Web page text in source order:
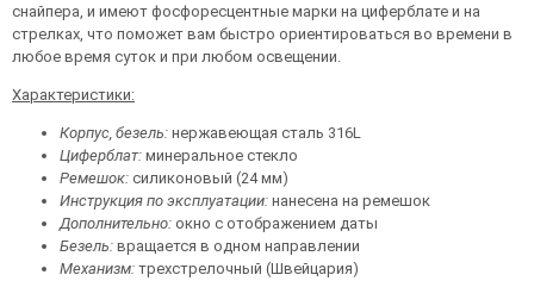
снайпера, и имеют фосфоресцентные марки на циферблате и на
стрелках, что поможет вам быстро ориентироваться во времени в
любое время суток и при любом освещении.
Характеристики:
Корпус, безель: нержавеющая сталь 316L
Циферблат: минеральное стекло
Ремешок: силиконовый (24 мм)
Инструкция по эксплуатации: нанесена на ремешок
Дополнительно: окно с отображением даты
Безель: вращается в одном направлении
Механизм: трехстрелочный (Швейцария)